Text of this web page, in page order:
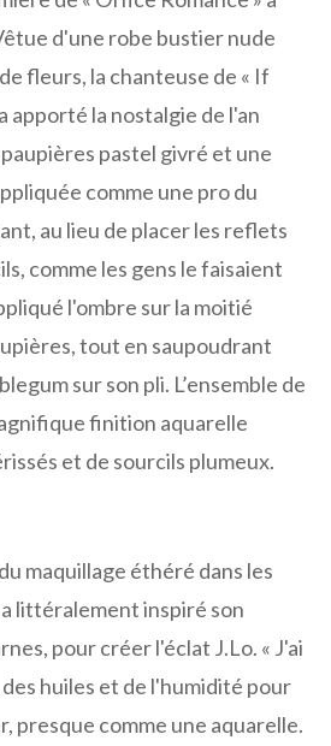
d'une robe bustier nude
fleurs, la chanteuse de « If
apporté la nostalgie de l'an
pastel givré et une
comme une pro du
au lieu de placer les reflets
comme les gens le faisaient
l'ombre sur la moitié
tout en saupoudrant
sur son pli. L’ensemble de
finition aquarelle
et de sourcils plumeux.
maquillage éthéré dans les
littéralement inspiré son
pour créer l'éclat J.Lo. « J'ai
huiles et de l'humidité pour
presque comme une aquarelle.